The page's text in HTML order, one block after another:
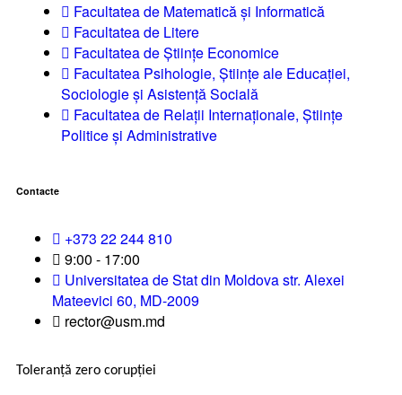
Facultatea de Matematică şi Informatică
Facultatea de Litere
Facultatea de Științe Economice
Facultatea Psihologie, Ştiinţe ale Educaţiei,
Sociologie și Asistență Socială
Facultatea de Relaţii Internaţionale, Ştiinţe
Politice şi Administrative
Contacte
+373 22 244 810
9:00 - 17:00
Universitatea de Stat din Moldova str. Alexei
Mateevici 60, MD-2009
rector@usm.md
Toleranță zero corupției